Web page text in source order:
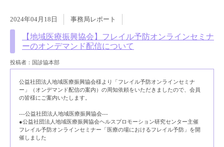
2024年04月18日 事務局レポート
【地域医療振興協会】フレイル予防オンラインセミナ
ーのオンデマンド配信について
投稿者：国診協本部
公益社団法人地域医療振興協会様より「フレイル予防オンラインセミナ
ー」（オンデマンド配信の案内）の周知依頼をいただきましたので、会員
の皆様にご案内いたします。
---公益社団法人地域医療振興協会---
●公益社団法人地域医療振興協会ヘルスプロモーション研究センター主催
フレイル予防オンラインセミナー「医療の場におけるフレイル予防」を開
催しました